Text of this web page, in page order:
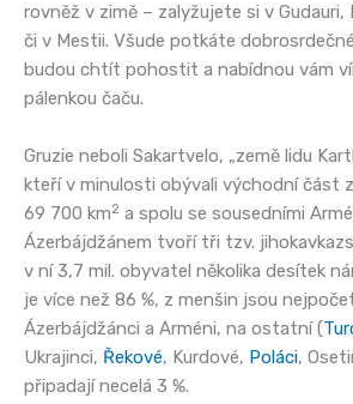
rovněž v zimě – zalyžujete si v Gudauri,
či v Mestii. Všude potkáte
budou chtít pohostit a nabídnou vám
pálenkou čaču.
Gruzie neboli Sakartvelo, „země lidu
kteří v minulosti obývali východní část
69 700 km2 a spolu se sousedními
Ázerbájdžánem tvoří tři tzv.
v ní 3,7 mil. obyvatel několika desítek
je více než 86 %, z menšin jsou
Ázerbájdžánci a Arméni, na ostatní (
Ukrajinci, Řekové, Kurdové, Poláci,
připadají necelá 3 %.